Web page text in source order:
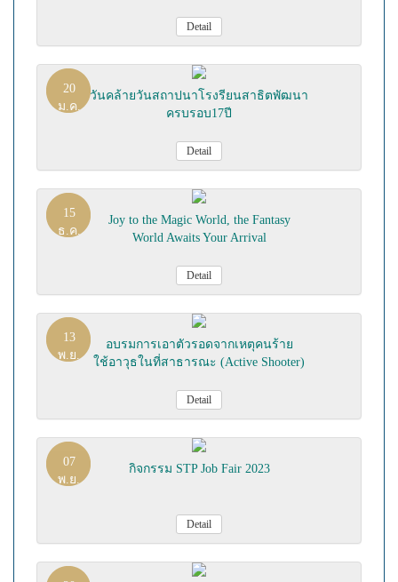
Detail
20
ม.ค.
วันคล้ายวันสถาปนาโรงรียนสาธิตพัฒนา
ครบรอบ17ปี
Detail
15
ธ.ค.
Joy to the Magic World, the Fantasy
World Awaits Your Arrival
Detail
13
พ.ย.
อบรมการเอาตัวรอดจากเหตุคนร้าย
ใช้อาวุธในที่สาธารณะ (Active Shooter)
Detail
07
พ.ย.
กิจกรรม STP Job Fair 2023
Detail